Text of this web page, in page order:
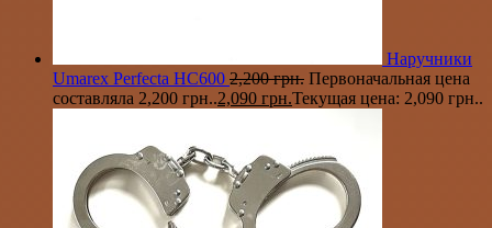
Наручники
Umarex Perfecta HC600 2,200грн. Первоначальная цена
составляла 2,200 грн..2,090 грн.Текущая цена: 2,090 грн..